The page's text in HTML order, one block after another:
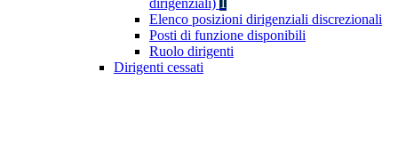
dirigenziali) 1
Elenco posizioni dirigenziali discrezionali
Posti di funzione disponibili
Ruolo dirigenti
Dirigenti cessati